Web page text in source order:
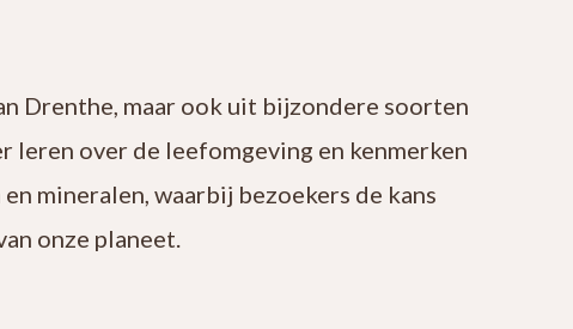
Drenthe, maar ook uit bijzondere soorten
leren over de leefomgeving en kenmerken
mineralen, waarbij bezoekers de kans
onze planeet.